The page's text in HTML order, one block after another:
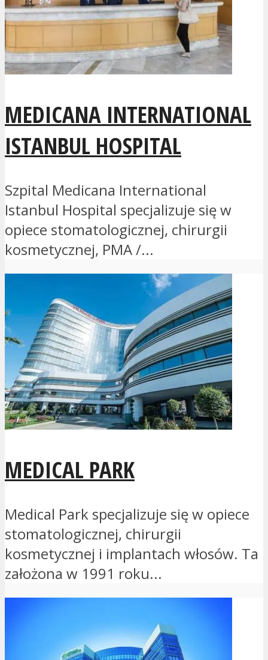
MEDICANA INTERNATIONAL
ISTANBUL HOSPITAL
Szpital Medicana International
Istanbul Hospital specjalizuje się w
opiece stomatologicznej, chirurgii
kosmetycznej, PMA /...
MEDICAL PARK
Medical Park specjalizuje się w opiece
stomatologicznej, chirurgii
kosmetycznej i implantach włosów. Ta
założona w 1991 roku...